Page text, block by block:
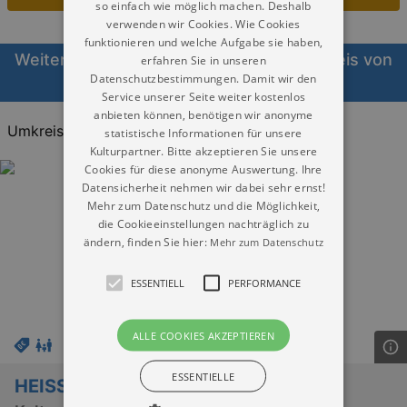
Weitere Veranstaltungen Bühne im Umkreis von
Freiberg heute
Umkreis: 20KM 30KM 40KM
HEISSER SOMMER
so einfach wie möglich machen. Deshalb
verwenden wir Cookies. Wie Cookies
funktionieren und welche Aufgabe sie haben,
erfahren Sie in unseren
Datenschutzbestimmungen. Damit wir den
Service unserer Seite weiter kostenlos
anbieten können, benötigen wir anonyme
statistische Informationen für unsere
Kulturpartner. Bitte akzeptieren Sie unsere
Cookies für diese anonyme Auswertung. Ihre
Datensicherheit nehmen wir dabei sehr ernst!
Mehr zum Datenschutz und die Möglichkeit,
die Cookieeinstellungen nachträglich zu
ändern, finden Sie hier: Mehr zum Datenschutz
ESSENTIELL PERFORMANCE
ALLE COOKIES AKZEPTIEREN
ESSENTIELLE